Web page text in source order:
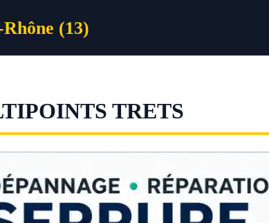
(13)
TRETS